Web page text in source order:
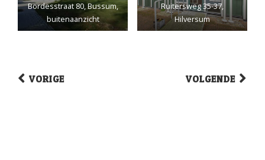
Bordesstraat 80, Bussum,
buitenaanzicht
Ruitersweg 35-37,
Hilversum
VORIGE VOLGENDE